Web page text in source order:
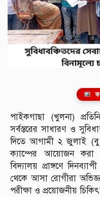
‎পাইকগাছা (খুলনা)
সর্বস্তরের সাধারণ ও
দিতে আগামী ২ জুলাই
ক্যাম্পের আয়োজন করা
বিদ্যালয় প্রাঙ্গণে
থেকে আসা রোগীরা অভিজ্ঞ
পরীক্ষা ও প্রয়োজনীয়